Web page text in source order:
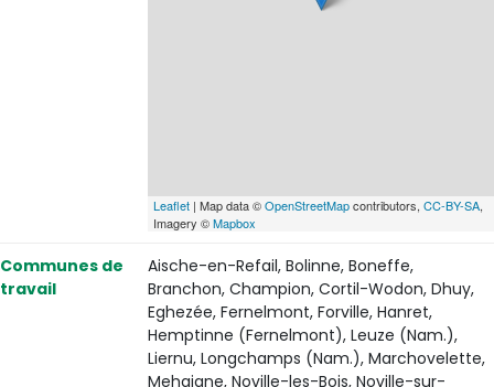
Leaflet | Map data ©OpenStreetMapcontributors,CC-BY-SA,
Imagery ©Mapbox
Communes de
travail
Aische-en-Refail, Bolinne, Boneffe,
Branchon, Champion, Cortil-Wodon, Dhuy,
Eghezée, Fernelmont, Forville, Hanret,
Hemptinne (Fernelmont), Leuze (Nam.),
Liernu, Longchamps (Nam.), Marchovelette,
Mehaigne, Noville-les-Bois, Noville-sur-